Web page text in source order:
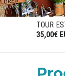
TOUR
35,00€